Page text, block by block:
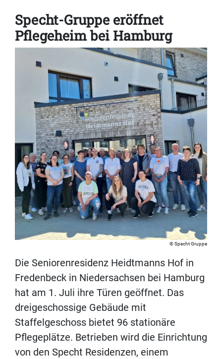
Specht-Gruppe eröffnet
Pflegeheim bei Hamburg
Specht Gruppe
Die Seniorenresidenz Heidtmanns Hof in
Fredenbeck in Niedersachsen bei Hamburg
hat am 1. Juli ihre Türen geöffnet. Das
dreigeschossige Gebäude mit
Staffelgeschoss bietet 96 stationäre
Pflegeplätze. Betrieben wird die Einrichtung
von den Specht Residenzen, einem